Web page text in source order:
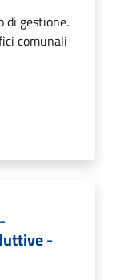
di gestione.
comunali
-